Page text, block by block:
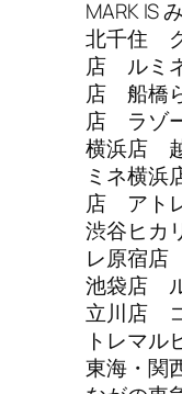
MARK IS
北千住
店 ルミ
店 船橋
店 ラゾ
横浜店
ミネ横浜
店 アト
渋谷ヒカ
レ原宿
池袋店
立川店
トレマ
東海・関